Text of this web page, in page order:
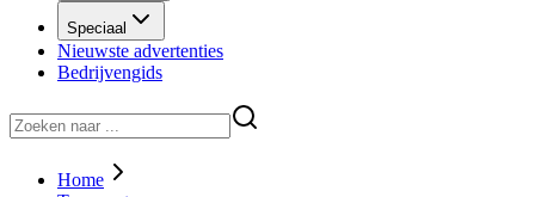
Speciaal
Nieuwste advertenties
Bedrijvengids
Home